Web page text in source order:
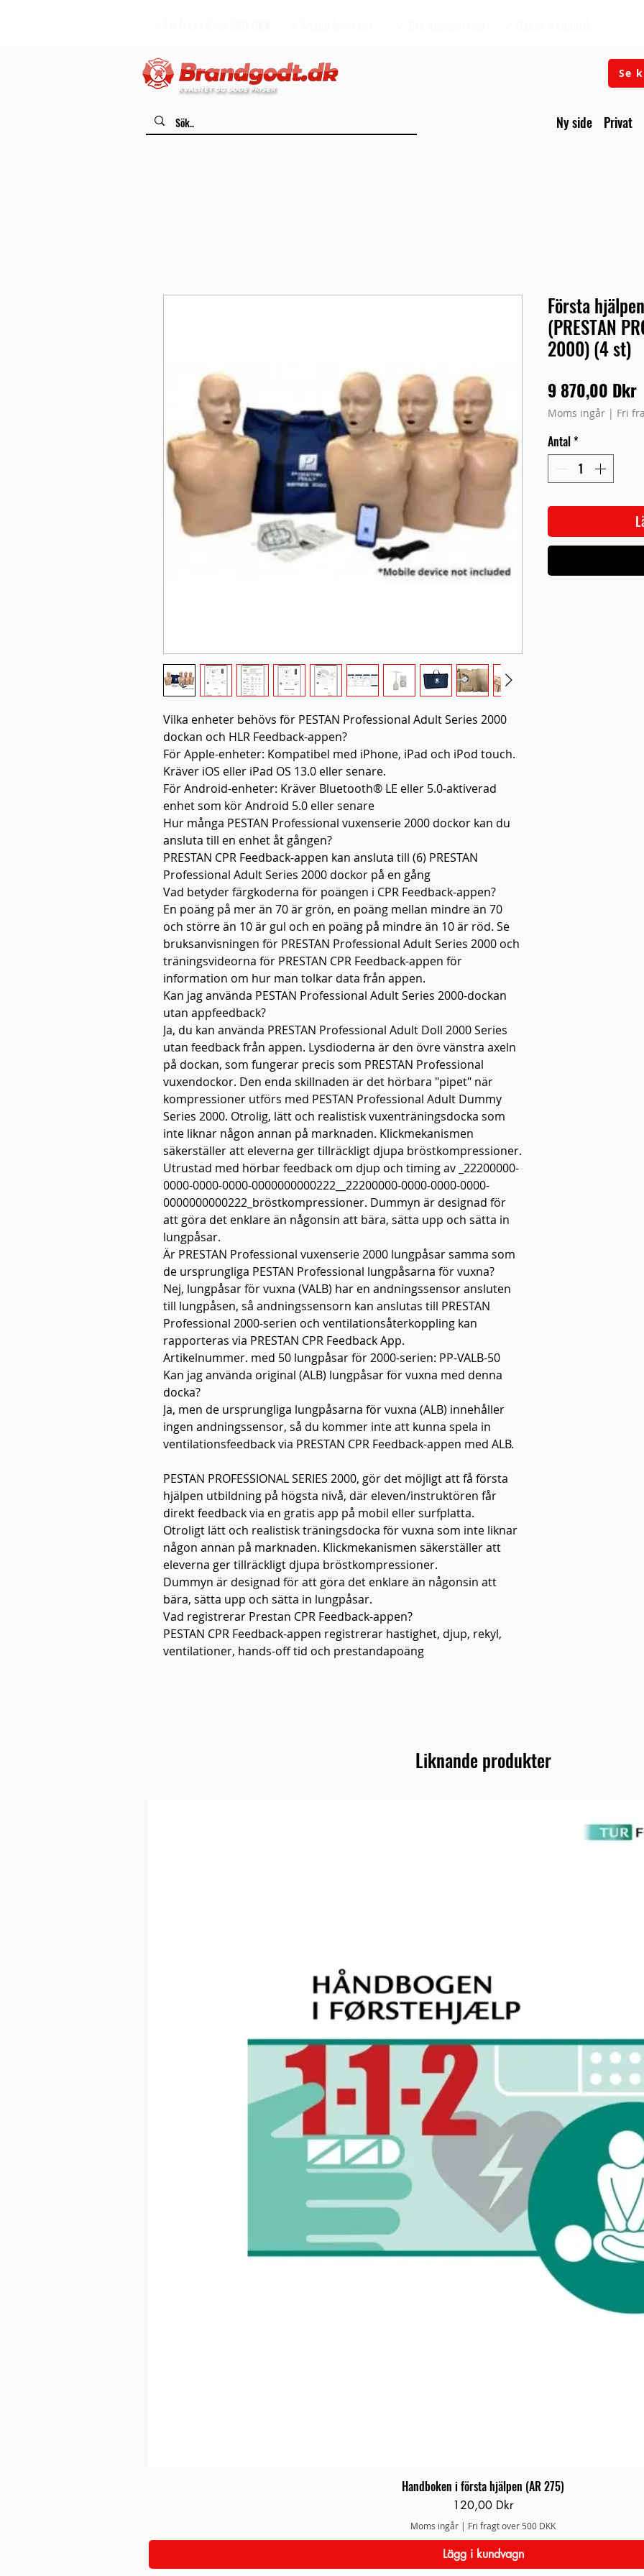
Se
Ny side Privat
Vilka enheter behövs för PESTAN Professional Adult Series 2000
dockan och HLR Feedback-appen?
För Apple-enheter: Kompatibel med iPhone, iPad och iPod touch.
Kräver iOS eller iPad OS 13.0 eller senare.
För Android-enheter: Kräver Bluetooth® LE eller 5.0-aktiverad
enhet som kör Android 5.0 eller senare
Hur många PESTAN Professional vuxenserie 2000 dockor kan du
ansluta till en enhet åt gången?
PRESTAN CPR Feedback-appen kan ansluta till (6) PRESTAN
Professional Adult Series 2000 dockor på en gång
Vad betyder färgkoderna för ​​poängen i CPR Feedback-appen?
En poäng på mer än 70 är grön, en poäng mellan mindre än 70
och större än 10 är gul och en poäng på mindre än 10 är röd. Se
bruksanvisningen för PRESTAN Professional Adult Series 2000 och
träningsvideorna för PRESTAN CPR Feedback-appen för
information om hur man tolkar data från appen.
Kan jag använda PESTAN Professional Adult Series 2000-dockan
utan appfeedback?
Ja, du kan använda PRESTAN Professional Adult Doll 2000 Series
utan feedback från appen. Lysdioderna är den övre vänstra axeln
på dockan, som fungerar precis som PRESTAN Professional
vuxendockor. Den enda skillnaden är det hörbara "pipet" när
kompressioner utförs med PESTAN Professional Adult Dummy
Series 2000. Otrolig, lätt och realistisk vuxenträningsdocka som
inte liknar någon annan på marknaden. Klickmekanismen
säkerställer att eleverna ger tillräckligt djupa bröstkompressioner.
Utrustad med hörbar feedback om djup och timing av _22200000-
0000-0000-0000-0000000000222__22200000-0000-0000-0000-
0000000000222_bröstkompressioner. Dummyn är designad för
att göra det enklare än någonsin att bära, sätta upp och sätta in
lungpåsar.
Är PRESTAN Professional vuxenserie 2000 lungpåsar samma som
de ursprungliga PESTAN Professional lungpåsarna för vuxna?
Nej, lungpåsar för vuxna (VALB) har en andningssensor ansluten
till lungpåsen, så andningssensorn kan anslutas till PRESTAN
Professional 2000-serien och ventilationsåterkoppling kan
rapporteras via PRESTAN CPR Feedback App.
Artikelnummer. med 50 lungpåsar för 2000-serien: PP-VALB-50
Kan jag använda original (ALB) lungpåsar för vuxna med denna
docka?
Ja, men de ursprungliga lungpåsarna för vuxna (ALB) innehåller
ingen andningssensor, så du kommer inte att kunna spela in
ventilationsfeedback via PRESTAN CPR Feedback-appen med ALB.
PESTAN PROFESSIONAL SERIES 2000, gör det möjligt att få första
hjälpen utbildning på högsta nivå, där eleven/instruktören får
direkt feedback via en gratis app på mobil eller surfplatta.
Otroligt lätt och realistisk träningsdocka för vuxna som inte liknar
någon annan på marknaden. Klickmekanismen säkerställer att
eleverna ger tillräckligt djupa bröstkompressioner.
Dummyn är designad för att göra det enklare än någonsin att
bära, sätta upp och sätta in lungpåsar.
Vad registrerar Prestan CPR Feedback-appen?
PESTAN CPR Feedback-appen registrerar hastighet, djup, rekyl,
ventilationer, hands-off tid och prestandapoäng
Första
(PRESTAN
2000) (4 st)
9 870,00 Dkr
Moms ingår | Fri
Antal*
Liknande produkter
Snabbvisning
Handboken i första hjälpen (AR 275)
Pris
120,00 Dkr
Moms ingår | Fri fragt over 500 DKK
Lägg i kundvagn